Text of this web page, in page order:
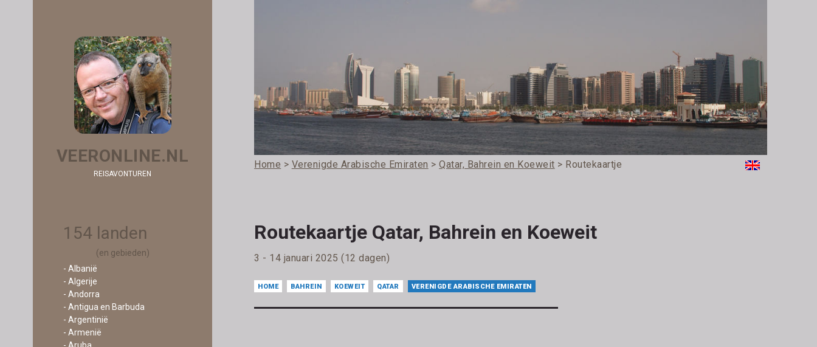
VEERONLINE.NL
REISAVONTUREN
154 landen
(en gebieden)
- Albanië
- Algerije
- Andorra
- Antigua en Barbuda
- Argentinië
- Armenië
Home > Verenigde Arabische Emiraten >Qatar, Bahrein en Koeweit > Routekaartje
Routekaartje Qatar, Bahrein en Koeweit
3 - 14 januari 2025 (12 dagen)
HOME BAHREIN KOEWEIT QATAR VERENIGDE ARABISCHE EMIRATEN